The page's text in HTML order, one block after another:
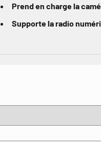
Prend en charge la
Supporte la radio